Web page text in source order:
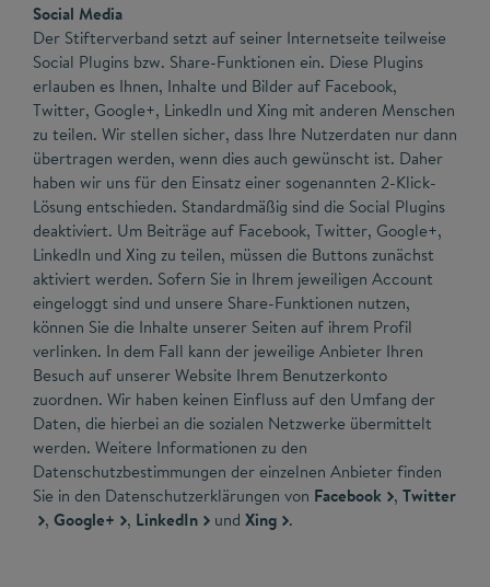
Social Media
Der Stifterverband setzt auf seiner Internetseite teilweise
Social Plugins bzw. Share-Funktionen ein. Diese Plugins
erlauben es Ihnen, Inhalte und Bilder auf Facebook,
Twitter, Google+, Linkedln und Xing mit anderen Menschen
zu teilen. Wir stellen sicher, dass Ihre Nutzerdaten nur dann
übertragen werden, wenn dies auch gewünscht ist. Daher
haben wir uns für den Einsatz einer sogenannten 2-Klick-
Lösung entschieden. Standardmäßig sind die Social Plugins
deaktiviert. Um Beiträge auf Facebook, Twitter, Google+,
LinkedIn und Xing zu teilen, müssen die Buttons zunächst
aktiviert werden. Sofern Sie in Ihrem jeweiligen Account
eingeloggt sind und unsere Share-Funktionen nutzen,
können Sie die Inhalte unserer Seiten auf ihrem Profil
verlinken. In dem Fall kann der jeweilige Anbieter Ihren
Besuch auf unserer Website Ihrem Benutzerkonto
zuordnen. Wir haben keinen Einfluss auf den Umfang der
Daten, die hierbei an die sozialen Netzwerke übermittelt
werden. Weitere Informationen zu den
Datenschutzbestimmungen der einzelnen Anbieter finden
Sie in den Datenschutzerklärungen von Facebook , Twitter
, Google+ , LinkedIn und Xing .